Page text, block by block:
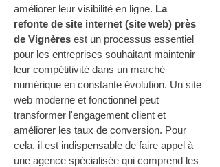
améliorer leur visibilité en ligne. La
refonte de site internet (site web) près
de Vignères est un processus essentiel
pour les entreprises souhaitant maintenir
leur compétitivité dans un marché
numérique en constante évolution. Un site
web moderne et fonctionnel peut
transformer l'engagement client et
améliorer les taux de conversion. Pour
cela, il est indispensable de faire appel à
une agence spécialisée qui comprend les